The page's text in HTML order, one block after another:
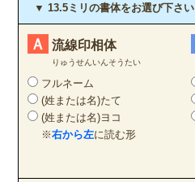
▼ 13.5ミリの書体をお選び下さい
Ａ 流線印相体
りゅうせんいんそうたい
フルネーム
(姓または名)たて
(姓または名)ヨコ
※右から左に読む形